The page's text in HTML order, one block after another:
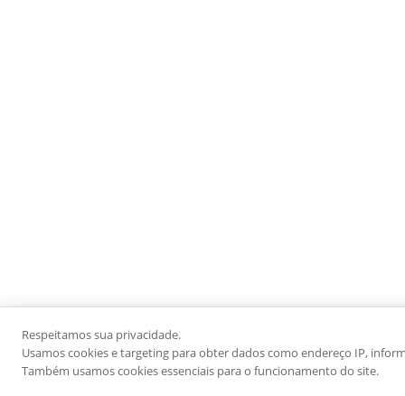
Respeitamos sua privacidade.
Usamos cookies e targeting para obter dados como endereço IP,
Também usamos cookies essenciais para o funcionamento do site.